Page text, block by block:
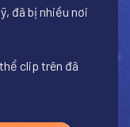
đã bị nhiều nơi
clip trên đã